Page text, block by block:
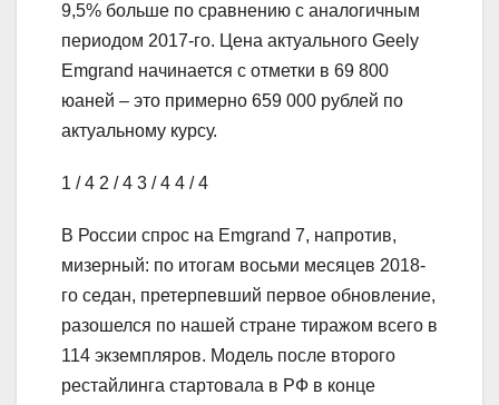
9,5% больше по сравнению с аналогичным
периодом 2017-го. Цена актуального Geely
Emgrand начинается с отметки в 69 800
юаней – это примерно 659 000 рублей по
актуальному курсу.
1 / 4 2 / 4 3 / 4 4 / 4
В России спрос на Emgrand 7, напротив,
мизерный: по итогам восьми месяцев 2018-
го седан, претерпевший первое обновление,
разошелся по нашей стране тиражом всего в
114 экземпляров. Модель после второго
рестайлинга стартовала в РФ в конце